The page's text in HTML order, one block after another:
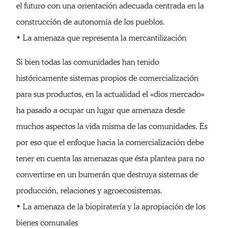
el futuro con una orientación adecuada centrada en la
construcción de autonomía de los pueblos.
• La amenaza que representa la mercantilización
Si bien todas las comunidades han tenido
históricamente sistemas propios de comercialización
para sus productos, en la actualidad el «dios mercado»
ha pasado a ocupar un lugar que amenaza desde
muchos aspectos la vida misma de las comunidades. Es
por eso que el enfoque hacia la comercialización debe
tener en cuenta las amenazas que ésta plantea para no
convertirse en un bumerán que destruya sistemas de
producción, relaciones y agroecosistemas.
• La amenaza de la biopiratería y la apropiación de los
bienes comunales